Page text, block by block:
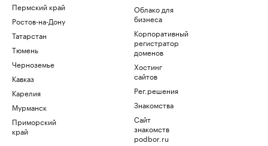
Пермский край
Ростов-на-Дону
Татарстан
Тюмень
Черноземье
Кавказ
Карелия
Мурманск
Приморский
край
Облако для
бизнеса
Корпоративный
регистратор
доменов
Хостинг
сайтов
Рег.решения
Знакомства
Сайт
знакомств
podbor.ru